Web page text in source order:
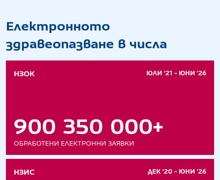
Електронното
здравеопазване в числа
НЗОК ЮЛИ ’21 - ЮНИ '26
900 350 000+
ОБРАБОТЕНИ ЕЛЕКТРОННИ ЗАЯВКИ
НЗИС ДЕК ’20 - ЮНИ '26